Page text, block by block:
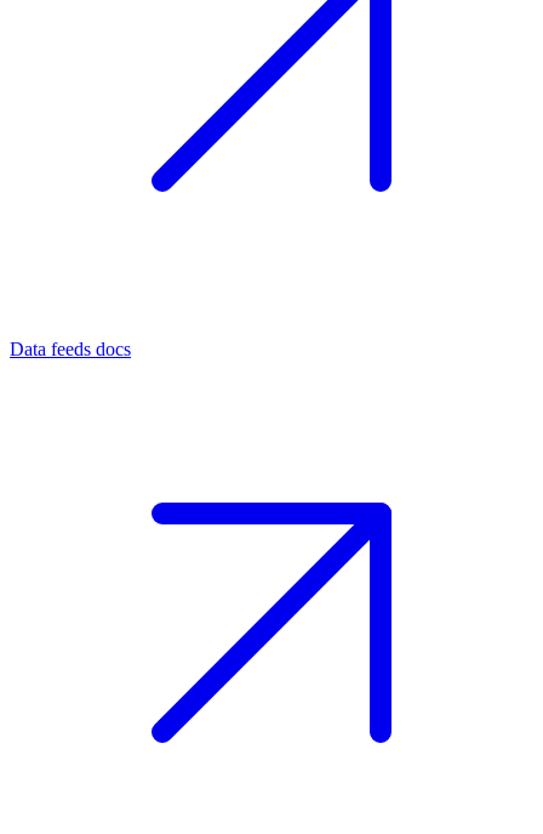
Data feeds docs